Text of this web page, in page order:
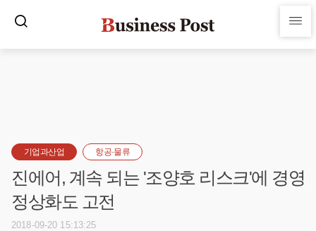
기업과산업 항공·물류
진에어, 계속 되는 '조양호 리스크'에 경영
정상화도 고전
2018-09-20 15:13:25